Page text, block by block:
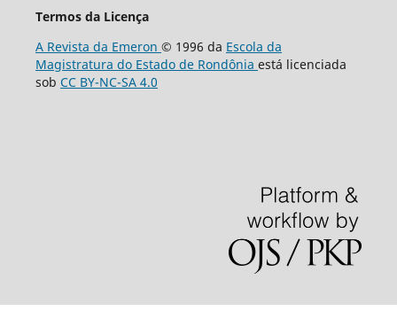
Termos da Licença
A Revista da Emeron © 1996 da Escola da
Magistratura do Estado de Rondônia está licenciada
sob CC BY-NC-SA 4.0